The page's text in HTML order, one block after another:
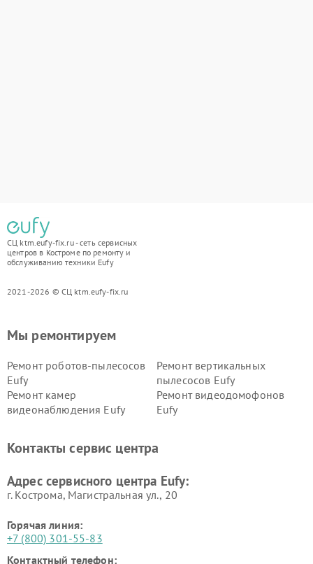
СЦ ktm.eufy-fix.ru - сеть сервисных
центров в Костроме по ремонту и
обслуживанию техники Eufy
2021-2026 © СЦ ktm.eufy-fix.ru
Мы ремонтируем
Ремонт роботов-пылесосов
Eufy
Ремонт вертикальных
пылесосов Eufy
Ремонт камер
видеонаблюдения Eufy
Ремонт видеодомофонов
Eufy
Контакты сервис центра
Адрес сервисного центра Eufy:
г. Кострома, Магистральная ул., 20
Горячая линия:
+7 (800) 301-55-83
Контактный телефон: